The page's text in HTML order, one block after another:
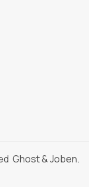
Ghost&Joben.